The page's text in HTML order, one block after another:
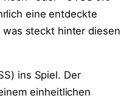
eine entdeckte
steckt hinter diesen
ins Spiel. Der
einheitlichen